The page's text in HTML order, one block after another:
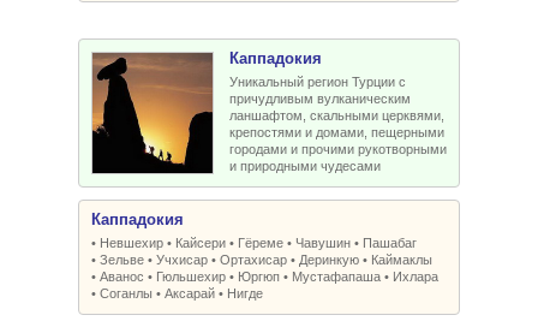
Каппадокия
Уникальный регион Турции с
причудливым вулканическим
ланшафтом, скальными церквями,
крепостями и домами, пещерными
городами и прочими рукотворными
и природными чудесами
Каппадокия
• Невшехир • Кайсери • Гёреме • Чавушин • Пашабаг
• Зельве • Учхисар • Ортахисар • Деринкую • Каймаклы
• Аванос • Гюльшехир • Юргюп • Мустафапаша • Ихлара
• Соганлы • Аксарай • Нигде